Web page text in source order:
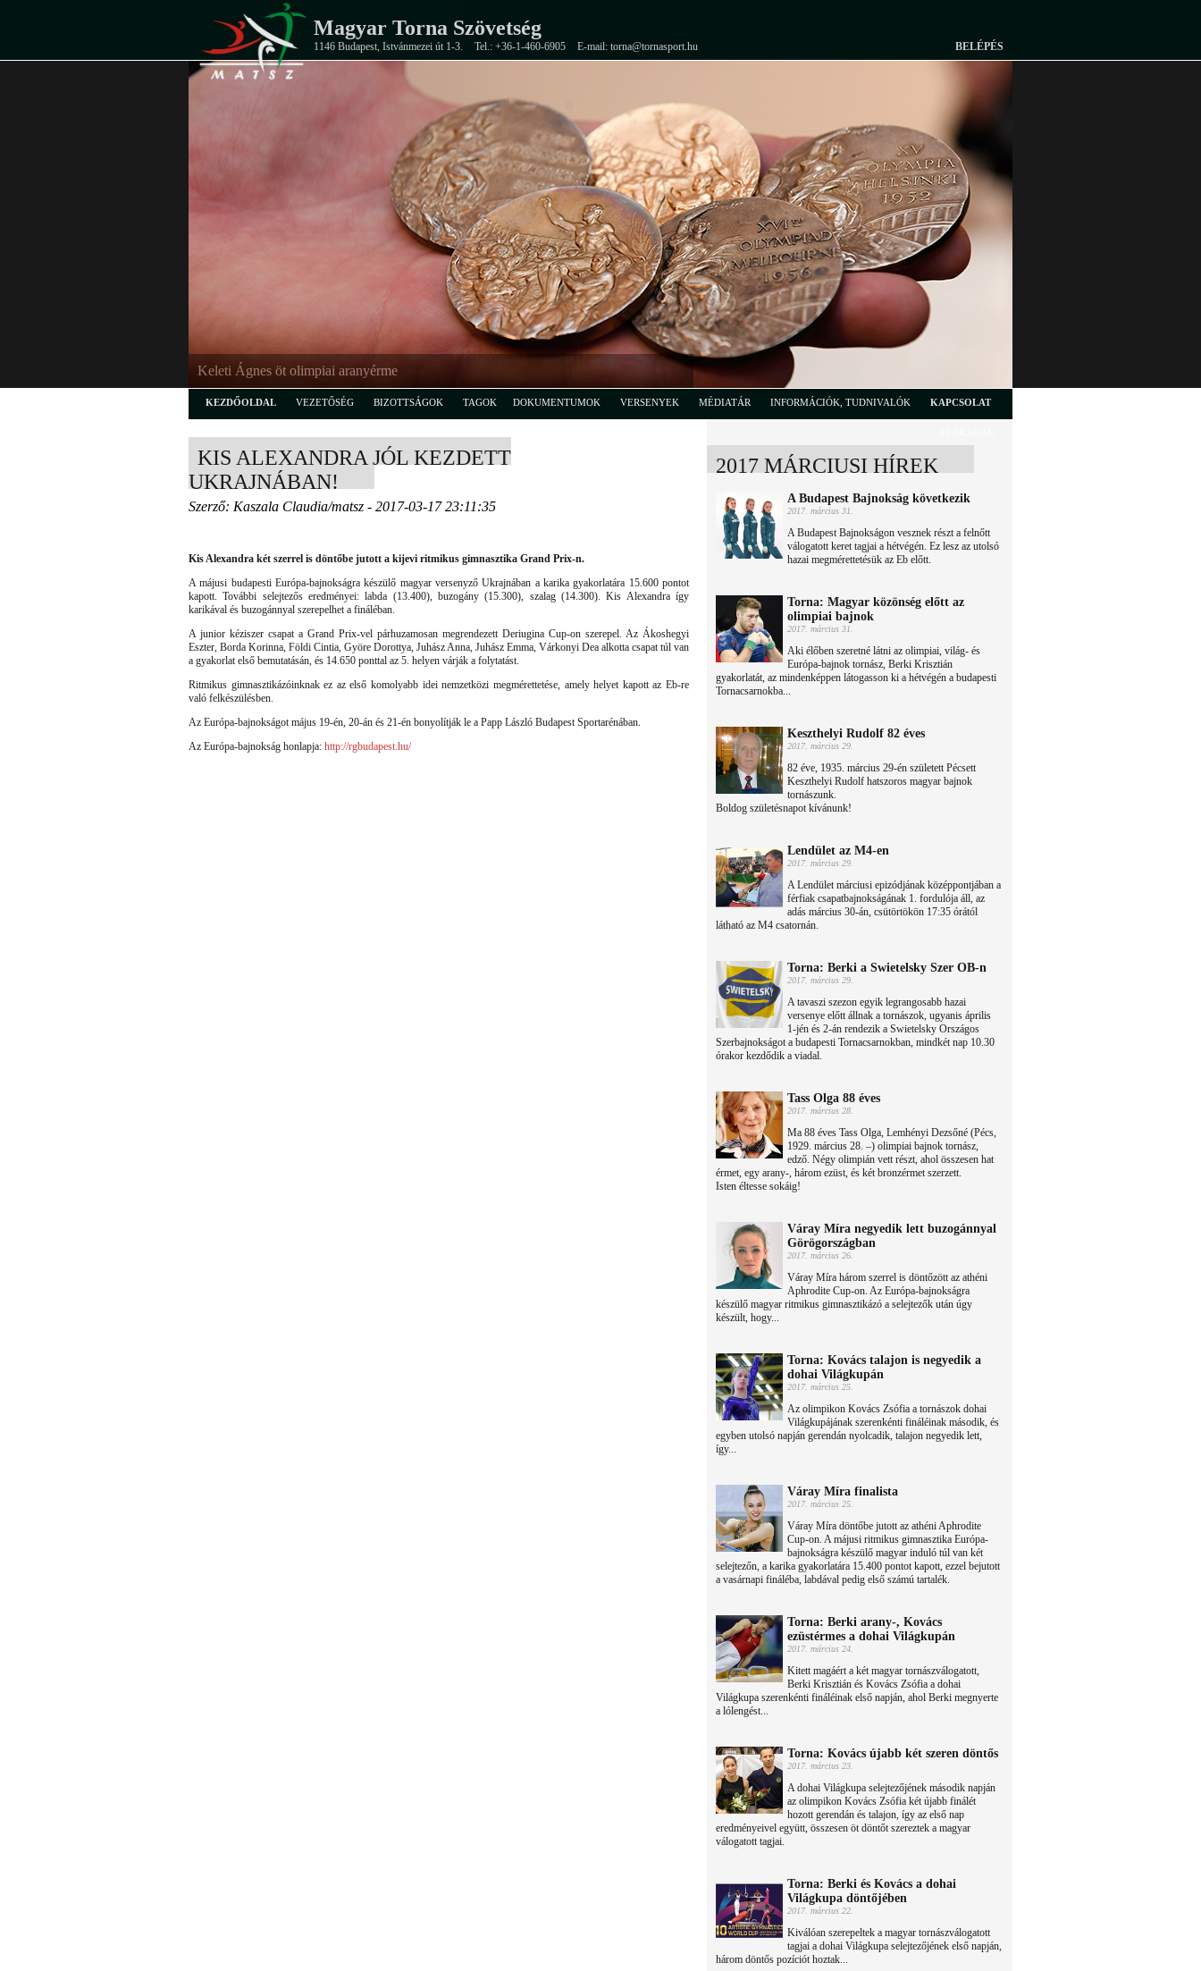
Magyar Torna Szövetség
1146 Budapest, Istvánmezei út 1-3. Tel.: +36-1-460-6905 E-mail: torna@tornasport.hu BELÉPÉS
Keleti Ágnes öt olimpiai aranyérme
KEZDŐOLDAL VEZETŐSÉG BIZOTTSÁGOK TAGOK DOKUMENTUMOK VERSENYEK MÉDIATÁR INFORMÁCIÓK, TUDNIVALÓK KAPCSOLAT
KIS ALEXANDRA JÓL KEZDETT
UKRAJNÁBAN!
Szerző: Kaszala Claudia/matsz - 2017-03-17 23:11:35
Kis Alexandra két szerrel is döntőbe jutott a kijevi ritmikus gimnasztika Grand Prix-n.
A májusi budapesti Európa-bajnokságra készülő magyar versenyző Ukrajnában a karika gyakorlatára 15.600 pontot
kapott. További selejtezős eredményei: labda (13.400), buzogány (15.300), szalag (14.300). Kis Alexandra így
karikával és buzogánnyal szerepelhet a fináléban.
A junior kéziszer csapat a Grand Prix-vel párhuzamosan megrendezett Deriugina Cup-on szerepel. Az Ákoshegyi
Eszter, Borda Korinna, Földi Cintia, Györe Dorottya, Juhász Anna, Juhász Emma, Várkonyi Dea alkotta csapat túl van
a gyakorlat első bemutatásán, és 14.650 ponttal az 5. helyen várják a folytatást.
Ritmikus gimnasztikázóinknak ez az első komolyabb idei nemzetközi megmérettetése, amely helyet kapott az Eb-re
való felkészülésben.
Az Európa-bajnokságot május 19-én, 20-án és 21-én bonyolítják le a Papp László Budapest Sportarénában.
Az Európa-bajnokság honlapja: http://rgbudapest.hu/
2017 MÁRCIUSI HÍREK
A Budapest Bajnokság következik
2017. március 31.
A Budapest Bajnokságon vesznek részt a felnőtt
válogatott keret tagjai a hétvégén. Ez lesz az utolsó
hazai megmérettetésük az Eb előtt.
Torna: Magyar közönség előtt az
olimpiai bajnok
2017. március 31.
Aki élőben szeretné látni az olimpiai, világ- és
Európa-bajnok tornász, Berki Krisztián
gyakorlatát, az mindenképpen látogasson ki a hétvégén a budapesti
Tornacsarnokba...
Keszthelyi Rudolf 82 éves
2017. március 29.
82 éve, 1935. március 29-én született Pécsett
Keszthelyi Rudolf hatszoros magyar bajnok
tornászunk.
Boldog születésnapot kívánunk!
Lendület az M4-en
2017. március 29.
A Lendület márciusi epizódjának középpontjában a
férfiak csapatbajnokságának 1. fordulója áll, az
adás március 30-án, csütörtökön 17:35 órától
látható az M4 csatornán.
Torna: Berki a Swietelsky Szer OB-n
2017. március 29.
A tavaszi szezon egyik legrangosabb hazai
versenye előtt állnak a tornászok, ugyanis április
1-jén és 2-án rendezik a Swietelsky Országos
Szerbajnokságot a budapesti Tornacsarnokban, mindkét nap 10.30
órakor kezdődik a viadal.
Tass Olga 88 éves
2017. március 28.
Ma 88 éves Tass Olga, Lemhényi Dezsőné (Pécs,
1929. március 28. –) olimpiai bajnok tornász,
edző. Négy olimpián vett részt, ahol összesen hat
érmet, egy arany-, három ezüst, és két bronzérmet szerzett.
Isten éltesse sokáig!
Váray Míra negyedik lett buzogánnyal
Görögországban
2017. március 26.
Váray Míra három szerrel is döntőzött az athéni
Aphrodite Cup-on. Az Európa-bajnokságra
készülő magyar ritmikus gimnasztikázó a selejtezők után úgy
készült, hogy...
Torna: Kovács talajon is negyedik a
dohai Világkupán
2017. március 25.
Az olimpikon Kovács Zsófia a tornászok dohai
Világkupájának szerenkénti fináléinak második, és
egyben utolsó napján gerendán nyolcadik, talajon negyedik lett,
így...
Váray Míra finalista
2017. március 25.
Váray Míra döntőbe jutott az athéni Aphrodite
Cup-on. A májusi ritmikus gimnasztika Európa-
bajnokságra készülő magyar induló túl van két
selejtezőn, a karika gyakorlatára 15.400 pontot kapott, ezzel bejutott
a vasárnapi fináléba, labdával pedig első számú tartalék.
Torna: Berki arany-, Kovács
ezüstérmes a dohai Világkupán
2017. március 24.
Kitett magáért a két magyar tornászválogatott,
Berki Krisztián és Kovács Zsófia a dohai
Világkupa szerenkénti fináléinak első napján, ahol Berki megnyerte
a lólengést...
Torna: Kovács újabb két szeren döntős
2017. március 23.
A dohai Világkupa selejtezőjének második napján
az olimpikon Kovács Zsófia két újabb finálét
hozott gerendán és talajon, így az első nap
eredményeivel együtt, összesen öt döntőt szereztek a magyar
válogatott tagjai.
Torna: Berki és Kovács a dohai
Világkupa döntőjében
2017. március 22.
Kiválóan szerepeltek a magyar tornászválogatott
tagjai a dohai Világkupa selejtezőjének első napján,
három döntős pozíciót hoztak...